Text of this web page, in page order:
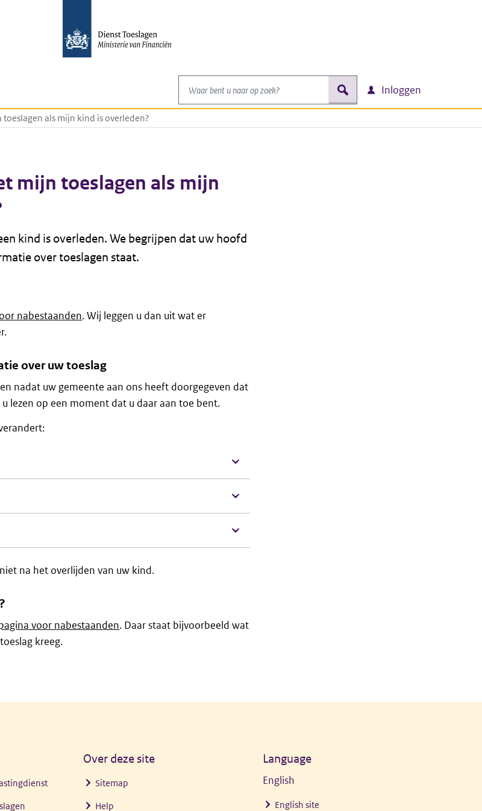
Waar bent u naar op zoek?
zoek Inloggen
als mijn kind is overleden?
mijn toeslagen als mijn
kind is overleden. We begrijpen dat uw hoofd
over toeslagen staat.
nabestaanden. Wij leggen u dan uit wat er
over uw toeslag
nadat uw gemeente aan ons heeft doorgegeven dat
lezen op een moment dat u daar aan toe bent.
na het overlijden van uw kind.
voor nabestaanden. Daar staat bijvoorbeeld wat
kreeg.
Over deze site
Sitemap
Help
Language
English
English site